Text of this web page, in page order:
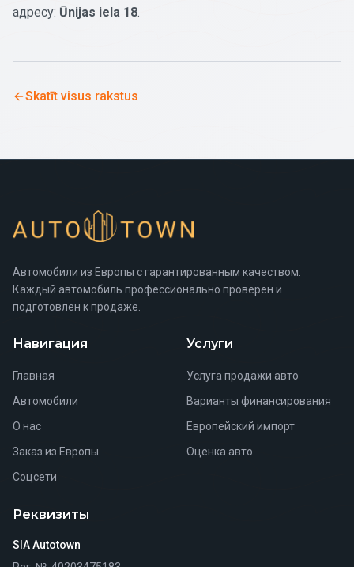
адресу: Ūnijas iela 18.
Skatīt visus rakstus
Автомобили из Европы с гарантированным качеством.
Каждый автомобиль профессионально проверен и
подготовлен к продаже.
Навигация
Главная
Автомобили
О нас
Заказ из Европы
Соцсети
Услуги
Услуга продажи авто
Варианты финансирования
Европейский импорт
Оценка авто
Реквизиты
SIA Autotown